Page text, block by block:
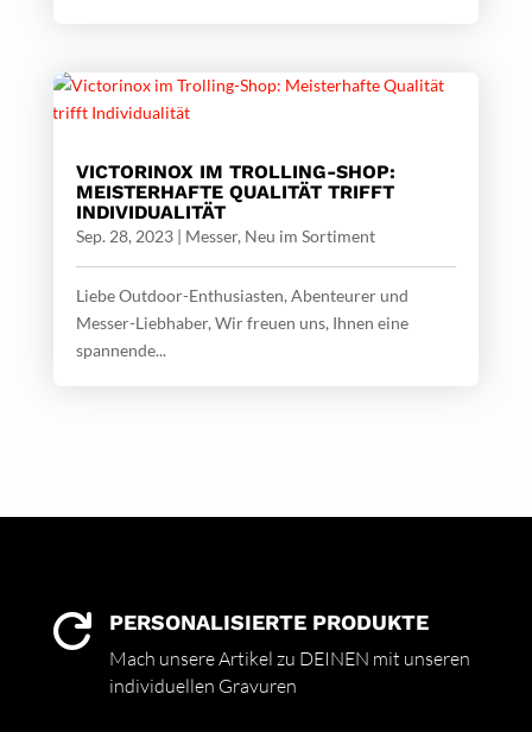
VICTORINOX IM TROLLING-SHOP:
MEISTERHAFTE QUALITÄT TRIFFT
INDIVIDUALITÄT
Sep. 28, 2023| Messer, Neu im Sortiment
Liebe Outdoor-Enthusiasten, Abenteurer und
Messer-Liebhaber, Wir freuen uns, Ihnen eine
spannende...
 PERSONALISIERTE PRODUKTE
Mach unsere Artikel zu DEINEN mit unseren
individuellen Gravuren